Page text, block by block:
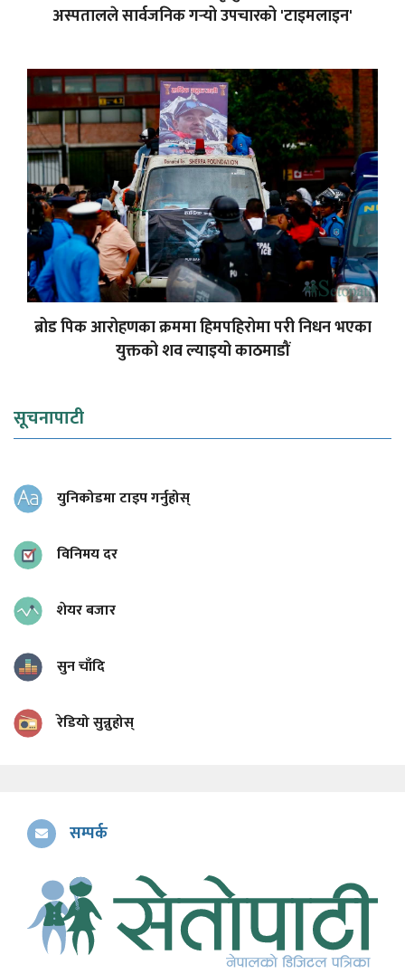
अस्पतालले सार्वजनिक गर्‍यो उपचारको 'टाइमलाइन'
ब्रोड पिक आरोहणका क्रममा हिमपहिरोमा परी निधन भएका
युक्तको शव ल्याइयो काठमाडौं
सूचनापाटी
युनिकोडमा टाइप गर्नुहोस्
विनिमय दर
शेयर बजार
सुन चाँदि
रेडियो सुन्नुहोस्
सम्पर्क